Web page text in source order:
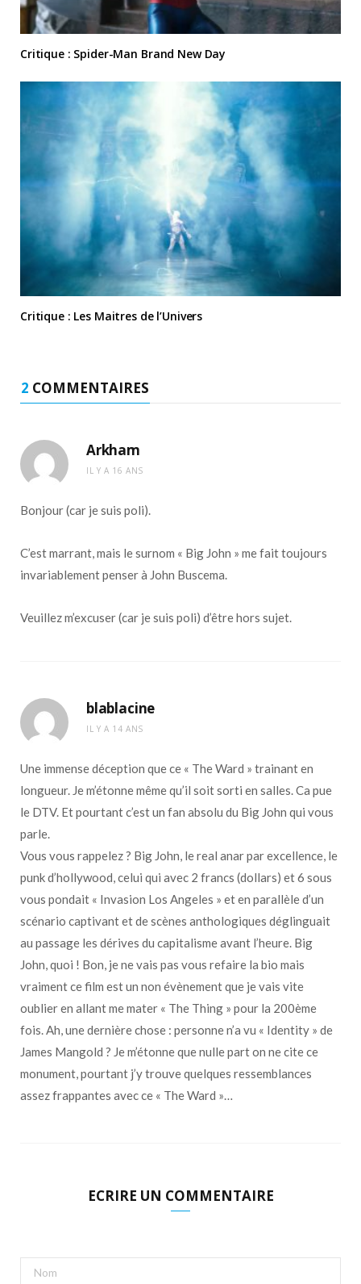
Critique : Spider-Man Brand New Day
Critique : Les Maitres de l’Univers
2 COMMENTAIRES
Arkham
IL Y A 16 ANS
Bonjour (car je suis poli).
C’est marrant, mais le surnom « Big John » me fait toujours
invariablement penser à John Buscema.
Veuillez m’excuser (car je suis poli) d’être hors sujet.
blablacine
IL Y A 14 ANS
Une immense déception que ce « The Ward » trainant en
longueur. Je m’étonne même qu’il soit sorti en salles. Ca pue
le DTV. Et pourtant c’est un fan absolu du Big John qui vous
parle.
Vous vous rappelez ? Big John, le real anar par excellence, le
punk d’hollywood, celui qui avec 2 francs (dollars) et 6 sous
vous pondait « Invasion Los Angeles » et en parallèle d’un
scénario captivant et de scènes anthologiques déglinguait
au passage les dérives du capitalisme avant l’heure. Big
John, quoi ! Bon, je ne vais pas vous refaire la bio mais
vraiment ce film est un non évènement que je vais vite
oublier en allant me mater « The Thing » pour la 200ème
fois. Ah, une dernière chose : personne n’a vu « Identity » de
James Mangold ? Je m’étonne que nulle part on ne cite ce
monument, pourtant j’y trouve quelques ressemblances
assez frappantes avec ce « The Ward »…
ECRIRE UN COMMENTAIRE